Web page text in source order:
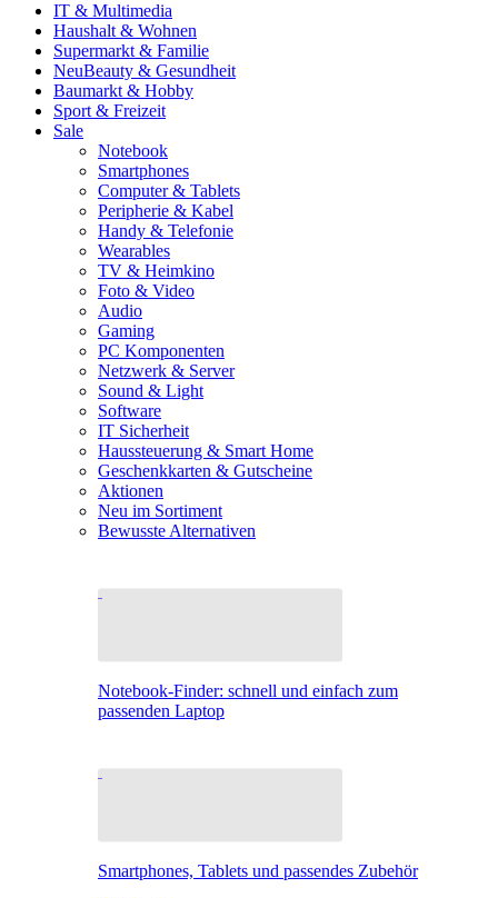
IT & Multimedia
Haushalt & Wohnen
Supermarkt & Familie
NeuBeauty & Gesundheit
Baumarkt & Hobby
Sport & Freizeit
Sale
Notebook
Smartphones
Computer & Tablets
Peripherie & Kabel
Handy & Telefonie
Wearables
TV & Heimkino
Foto & Video
Audio
Gaming
PC Komponenten
Netzwerk & Server
Sound & Light
Software
IT Sicherheit
Haussteuerung & Smart Home
Geschenkkarten & Gutscheine
Aktionen
Neu im Sortiment
Bewusste Alternativen
Notebook-Finder: schnell und einfach zum
passenden Laptop
Smartphones, Tablets und passendes Zubehör